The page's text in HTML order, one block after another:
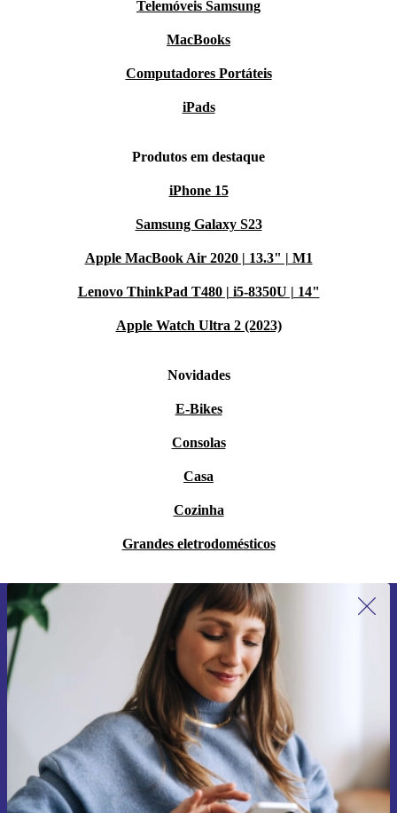
Telemóveis Samsung
MacBooks
Computadores Portáteis
iPads
Produtos em destaque
iPhone 15
Samsung Galaxy S23
Apple MacBook Air 2020 | 13.3" | M1
Lenovo ThinkPad T480 | i5-8350U | 14"
Apple Watch Ultra 2 (2023)
Novidades
E-Bikes
Consolas
Casa
Cozinha
Grandes eletrodomésticos
Subscreve a nossa newsletter pela
primeira vez e poupa 15€!
Não percas mais nenhuma oferta.
Pedir voucher
Informações sobre o uso de dados pessoais podem ser encontrados na
nossa
Política de Privacidade.